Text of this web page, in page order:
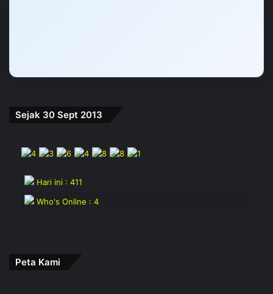
Sejak 30 Sept 2013
Hari ini : 411
Who's Online : 4
Peta Kami